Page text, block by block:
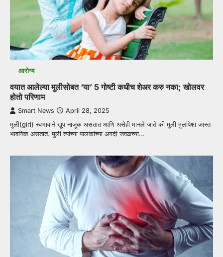
आरोग्य
वयात आलेल्या मुलीसोबत ‘या’ 5 गोष्टी कधीच शेअर करु नका; खोलवर
होतो परिणाम
Smart News April 28, 2025
मुली(girl) स्वभावाने खूप नाजूक असतात आणि असेही मानले जाते की मुली मुलांपेक्षा जास्त
भावनिक असतात. मुली त्यांच्या पालकांच्या अगदी जवळच्या…